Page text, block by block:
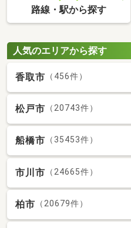
路線・駅から探す
人気のエリアから探す
香取市 （456件）
松戸市 （20743件）
船橋市 （35453件）
市川市 （24665件）
柏市 （20679件）